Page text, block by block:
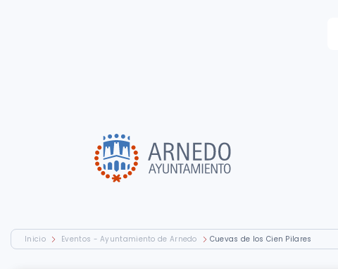
Inicio Eventos - Ayuntamiento de Arnedo Cuevas de los Cien Pilares